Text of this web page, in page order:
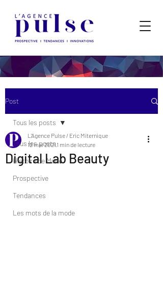
Post
Tous les posts
Histoire de Mode
Prospective
Tendances
Les mots de la mode
Tous les posts
Digital Lab Beauty
L'Agence Pulse / Eric Miternique
12 mai 2021 1 min de lecture